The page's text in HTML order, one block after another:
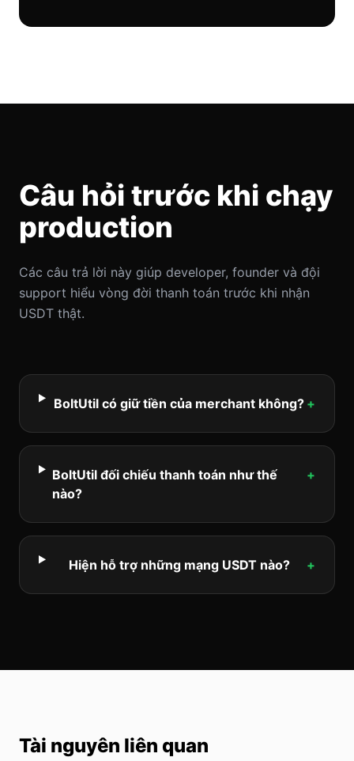
Câu hỏi trước khi chạy
production
Các câu trả lời này giúp developer, founder và đội
support hiểu vòng đời thanh toán trước khi nhận
USDT thật.
BoltUtil có giữ tiền của merchant không? +
BoltUtil đối chiếu thanh toán như thế
nào?
+
Hiện hỗ trợ những mạng USDT nào? +
Tài nguyên liên quan